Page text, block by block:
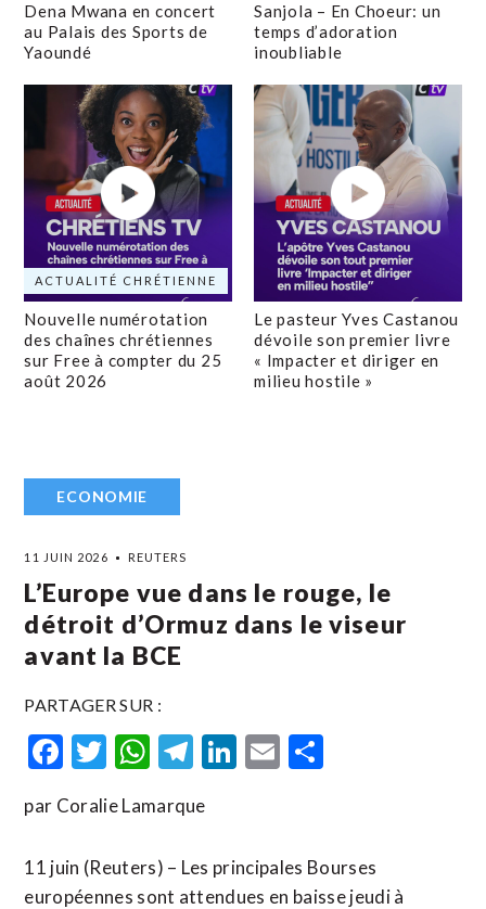
Dena Mwana en concert
au Palais des Sports de
Yaoundé
Sanjola – En Choeur: un
temps d’adoration
inoubliable
ACTUALITÉ CHRÉTIENNE
Nouvelle numérotation
des chaînes chrétiennes
sur Free à compter du 25
août 2026
Le pasteur Yves Castanou
dévoile son premier livre
« Impacter et diriger en
milieu hostile »
ECONOMIE
11 JUIN 2026 REUTERS
L’Europe vue dans le rouge, le
détroit d’Ormuz dans le viseur
avant la BCE
PARTAGER SUR :
Facebook
Twitter
WhatsApp
Telegram
LinkedIn
Email
par Coralie Lamarque
11 juin (Reuters) – Les principales Bourses
européennes sont attendues en baisse jeudi à